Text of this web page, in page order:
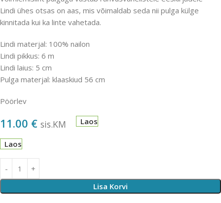
Lindi ühes otsas on aas, mis võimaldab seda nii pulga külge
kinnitada kui ka linte vahetada.
Lindi materjal: 100% nailon
Lindi pikkus: 6 m
Lindi laius: 5 cm
Pulga materjal: klaaskiud 56 cm
Pöörlev
11.00 € sis.KM Laos
Laos
Lisa Korvi